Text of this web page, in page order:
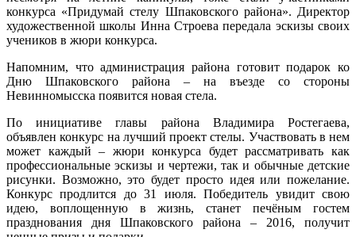
конкурса «Придумай стелу Шпаковского района». Директор
художественной школы Инна Строева передала эскизы своих
учеников в жюри конкурса.
Напомним, что администрация района готовит подарок ко
Дню Шпаковского района – на въезде со стороны
Невинномысска появится новая стела.
По инициативе главы района Владимира Ростегаева,
объявлен конкурс на лучший проект стелы. Участвовать в нем
может каждый – жюри конкурса будет рассматривать как
профессиональные эскизы и чертежи, так и обычные детские
рисунки. Возможно, это будет просто идея или пожелание.
Конкурс продлится до 31 июля. Победитель увидит свою
идею, воплощенную в жизнь, станет печёным гостем
празднования дня Шпаковского района – 2016, получит